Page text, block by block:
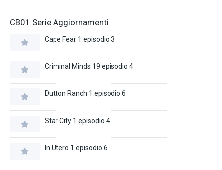
CB01 Serie Aggiornamenti
Cape Fear 1 episodio 3
Criminal Minds 19 episodio 4
Dutton Ranch 1 episodio 6
Star City 1 episodio 4
In Utero 1 episodio 6